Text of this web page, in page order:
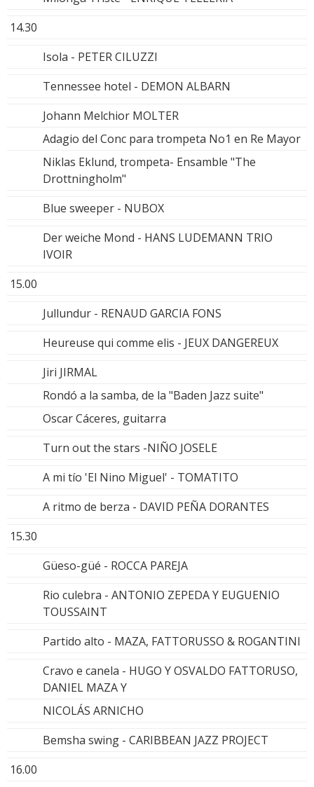
14.30
Isola - PETER CILUZZI
Tennessee hotel - DEMON ALBARN
Johann Melchior MOLTER
Adagio del Conc para trompeta No1 en Re Mayor
Niklas Eklund, trompeta- Ensamble "The
Drottningholm"
Blue sweeper - NUBOX
Der weiche Mond - HANS LUDEMANN TRIO
IVOIR
15.00
Jullundur - RENAUD GARCIA FONS
Heureuse qui comme elis - JEUX DANGEREUX
Jiri JIRMAL
Rondó a la samba, de la "Baden Jazz suite"
Oscar Cáceres, guitarra
Turn out the stars -NIÑO JOSELE
A mi tío 'El Nino Miguel' - TOMATITO
A ritmo de berza - DAVID PEÑA DORANTES
15.30
Güeso-güé - ROCCA PAREJA
Rio culebra - ANTONIO ZEPEDA Y EUGUENIO
TOUSSAINT
Partido alto - MAZA, FATTORUSSO & ROGANTINI
Cravo e canela - HUGO Y OSVALDO FATTORUSO,
DANIEL MAZA Y
NICOLÁS ARNICHO
Bemsha swing - CARIBBEAN JAZZ PROJECT
16.00